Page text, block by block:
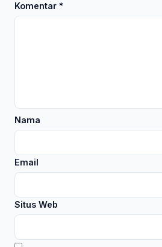
Komentar *
Nama
Email
Situs Web